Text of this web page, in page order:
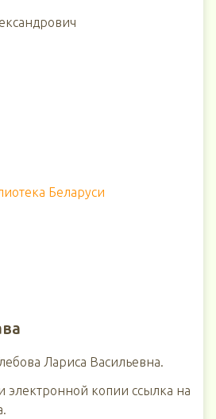
Беларуси
Лариса Васильевна.
электронной копии ссылка на